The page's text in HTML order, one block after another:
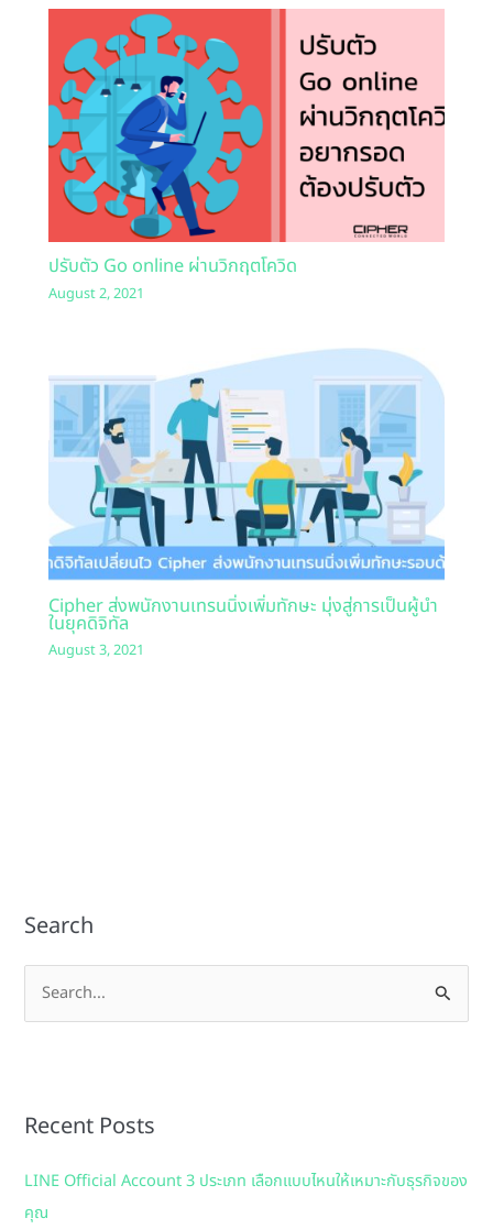
ปรับตัว Go online ผ่านวิกฤตโควิด
August 2, 2021
Cipher ส่งพนักงานเทรนนิ่งเพิ่มทักษะ มุ่งสู่การเป็นผู้นำ
ในยุคดิจิทัล
August 3, 2021
Search
e
c
f
o
Recent Posts
LINE Official Account 3 ประเภท เลือกแบบไหนให้เหมาะกับธุรกิจของ
คุณ